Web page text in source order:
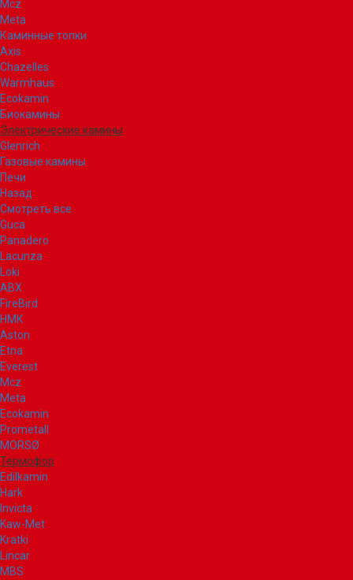
Mcz
Meta
Каминные топки
Axis
Chazelles
Warmhaus
Ecokamin
Биокамины
Электрические камины
Glenrich
Газовые камины
Печи
Назад
Смотреть все
Guca
Panadero
Lacunza
Loki
ABX
FireBird
НМК
Aston
Etna
Everest
Mcz
Meta
Ecokamin
Prometall
MORSØ
Термофор
Edilkamin
Hark
Invicta
Kaw-Met
Kratki
Lincar
MBS